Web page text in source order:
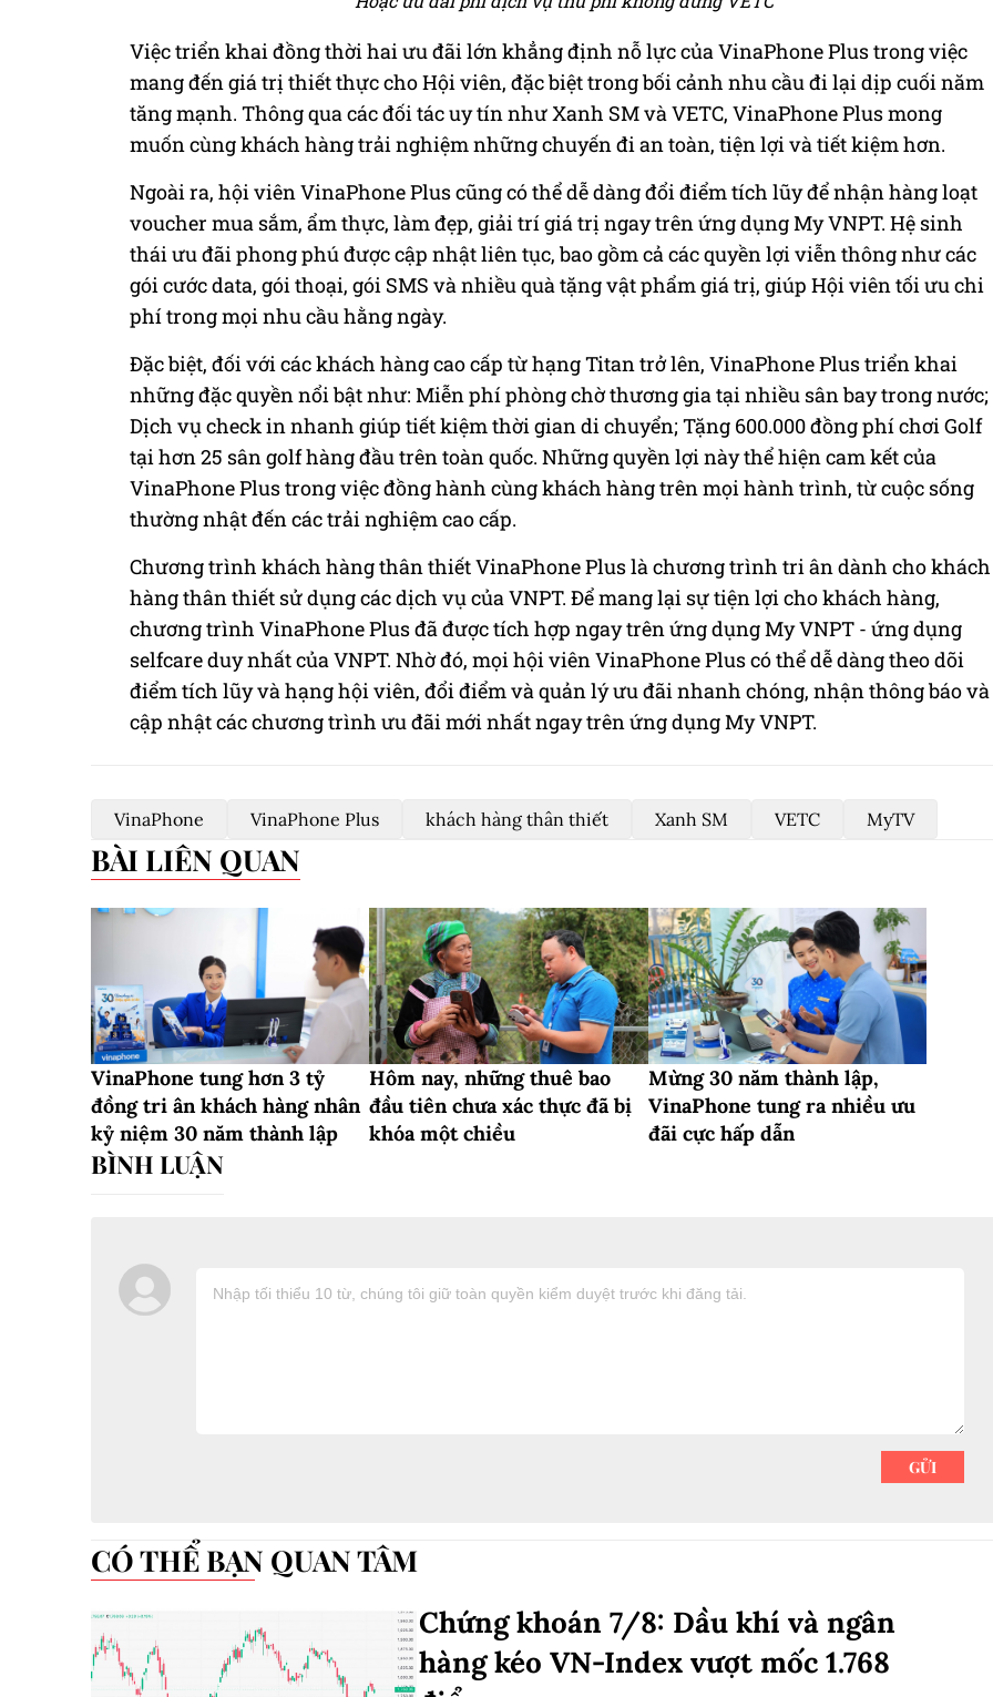
Việc triển khai đồng thời hai ưu đãi lớn khẳng định nỗ lực của VinaPhone Plus trong việc
mang đến giá trị thiết thực cho Hội viên, đặc biệt trong bối cảnh nhu cầu đi lại dịp cuối năm
tăng mạnh. Thông qua các đối tác uy tín như Xanh SM và VETC, VinaPhone Plus mong
muốn cùng khách hàng trải nghiệm những chuyến đi an toàn, tiện lợi và tiết kiệm hơn.
Ngoài ra, hội viên VinaPhone Plus cũng có thể dễ dàng đổi điểm tích lũy để nhận hàng loạt
voucher mua sắm, ẩm thực, làm đẹp, giải trí giá trị ngay trên ứng dụng My VNPT. Hệ sinh
thái ưu đãi phong phú được cập nhật liên tục, bao gồm cả các quyền lợi viễn thông như các
gói cước data, gói thoại, gói SMS và nhiều quà tặng vật phẩm giá trị, giúp Hội viên tối ưu chi
phí trong mọi nhu cầu hằng ngày.
Đặc biệt, đối với các khách hàng cao cấp từ hạng Titan trở lên, VinaPhone Plus triển khai
những đặc quyền nổi bật như: Miễn phí phòng chờ thương gia tại nhiều sân bay trong nước;
Dịch vụ check in nhanh giúp tiết kiệm thời gian di chuyển; Tặng 600.000 đồng phí chơi Golf
tại hơn 25 sân golf hàng đầu trên toàn quốc. Những quyền lợi này thể hiện cam kết của
VinaPhone Plus trong việc đồng hành cùng khách hàng trên mọi hành trình, từ cuộc sống
thường nhật đến các trải nghiệm cao cấp.
Chương trình khách hàng thân thiết VinaPhone Plus là chương trình tri ân dành cho khách
hàng thân thiết sử dụng các dịch vụ của VNPT. Để mang lại sự tiện lợi cho khách hàng,
chương trình VinaPhone Plus đã được tích hợp ngay trên ứng dụng My VNPT - ứng dụng
selfcare duy nhất của VNPT. Nhờ đó, mọi hội viên VinaPhone Plus có thể dễ dàng theo dõi
điểm tích lũy và hạng hội viên, đổi điểm và quản lý ưu đãi nhanh chóng, nhận thông báo và
cập nhật các chương trình ưu đãi mới nhất ngay trên ứng dụng My VNPT.
VinaPhone VinaPhone Plus khách hàng thân thiết Xanh SM VETC MyTV
BÀI LIÊN QUAN
VinaPhone tung hơn 3 tỷ
đồng tri ân khách hàng nhân
kỷ niệm 30 năm thành lập
Hôm nay, những thuê bao
đầu tiên chưa xác thực đã bị
khóa một chiều
Mừng 30 năm thành lập,
VinaPhone tung ra nhiều ưu
đãi cực hấp dẫn
CÓ THỂ BẠN QUAN TÂM
Chứng khoán 7/8: Dầu khí và ngân
hàng kéo VN-Index vượt mốc 1.768